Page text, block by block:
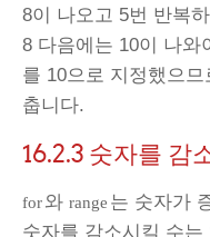
8이 나오고 5번 반복
8 다음에는 10이 나와
를 10으로 지정했으
춥니다.
16.2.3 숫자를 감
for와 range 는 숫자가
숫자를 감소시킬 수는